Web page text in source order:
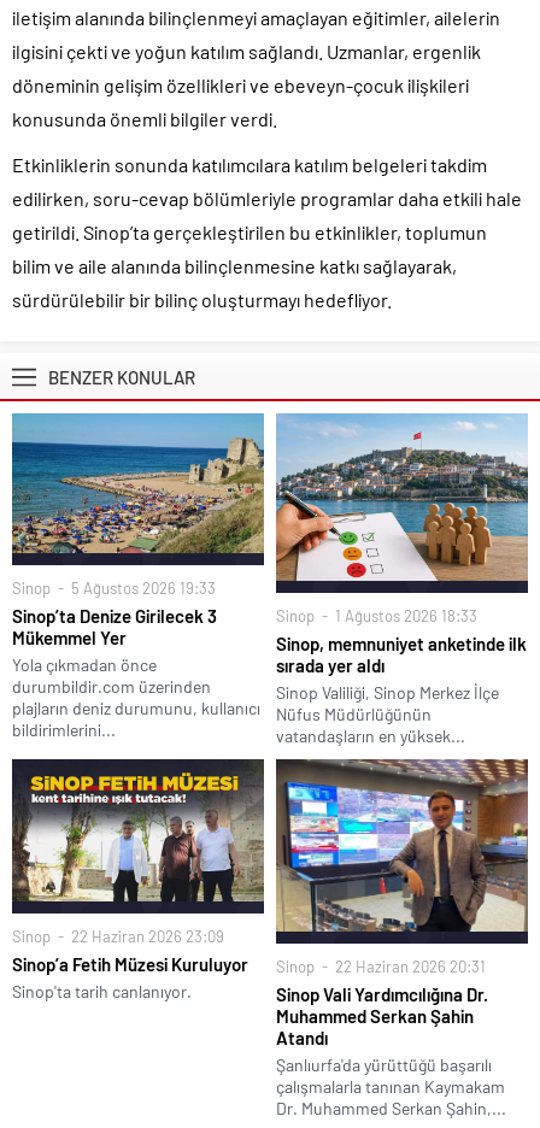
iletişim alanında bilinçlenmeyi amaçlayan eğitimler, ailelerin
ilgisini çekti ve yoğun katılım sağlandı. Uzmanlar, ergenlik
döneminin gelişim özellikleri ve ebeveyn-çocuk ilişkileri
konusunda önemli bilgiler verdi.
Etkinliklerin sonunda katılımcılara katılım belgeleri takdim
edilirken, soru-cevap bölümleriyle programlar daha etkili hale
getirildi. Sinop’ta gerçekleştirilen bu etkinlikler, toplumun
bilim ve aile alanında bilinçlenmesine katkı sağlayarak,
sürdürülebilir bir bilinç oluşturmayı hedefliyor.
BENZER KONULAR
Sinop 5 Ağustos 2026 19:33
Sinop’ta Denize Girilecek 3
Mükemmel Yer
Yola çıkmadan önce
durumbildir.com üzerinden
plajların deniz durumunu, kullanıcı
bildirimlerini...
Sinop 1 Ağustos 2026 18:33
Sinop, memnuniyet anketinde ilk
sırada yer aldı
Sinop Valiliği, Sinop Merkez İlçe
Nüfus Müdürlüğünün
vatandaşların en yüksek...
Sinop 22 Haziran 2026 23:09
Sinop’a Fetih Müzesi Kuruluyor
Sinop'ta tarih canlanıyor.
Sinop 22 Haziran 2026 20:31
Sinop Vali Yardımcılığına Dr.
Muhammed Serkan Şahin
Atandı
Şanlıurfa'da yürüttüğü başarılı
çalışmalarla tanınan Kaymakam
Dr. Muhammed Serkan Şahin,...